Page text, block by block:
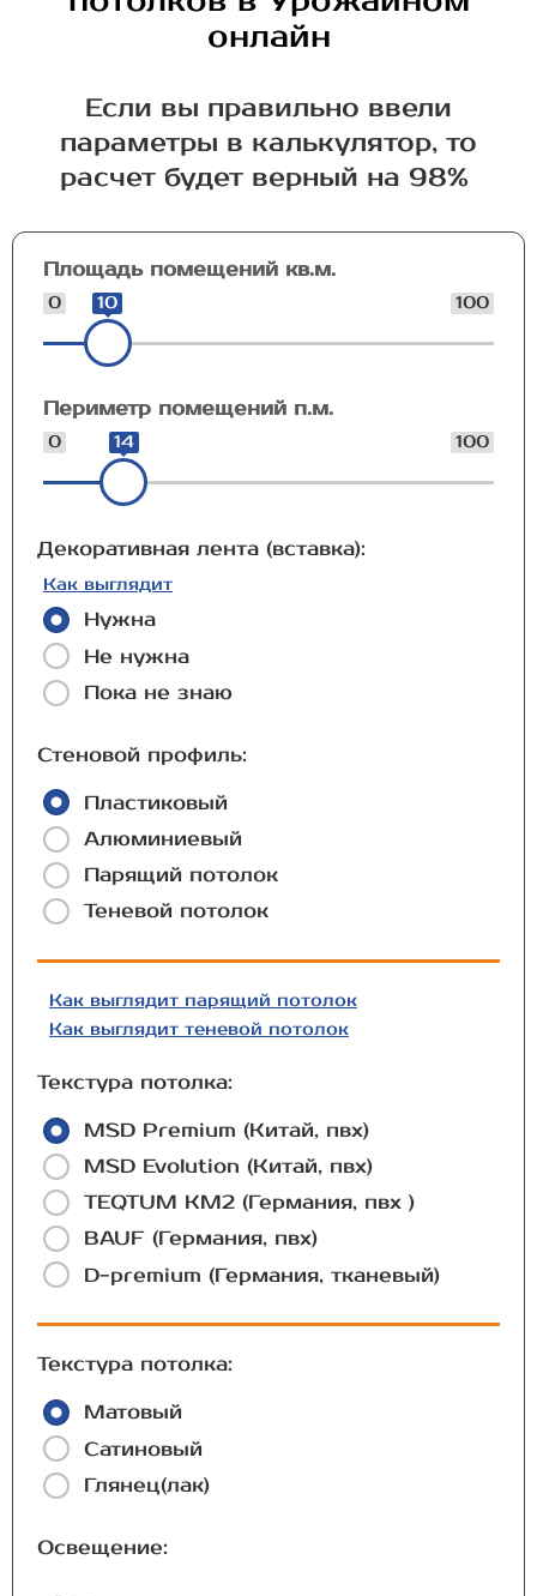
онлайн
Если вы правильно ввели
параметры в калькулятор, то
расчет будет верный на 98%
Площадь помещений кв.м.
0 100
10
Периметр помещений п.м.
0 100
14
Декоративная лента (вставка):
Как выглядит
Нужна
Не нужна
Пока не знаю
Стеновой профиль:
Пластиковый
Алюминиевый
Парящий потолок
Теневой потолок
Как выглядит парящий потолок
Как выглядит теневой потолок
Текстура потолка:
MSD Premium (Китай, пвх)
MSD Evolution (Китай, пвх)
TEQTUM КМ2 (Германия, пвх )
BAUF (Германия, пвх)
D-premium (Германия, тканевый)
Текстура потолка:
Матовый
Сатиновый
Глянец(лак)
Освещение: